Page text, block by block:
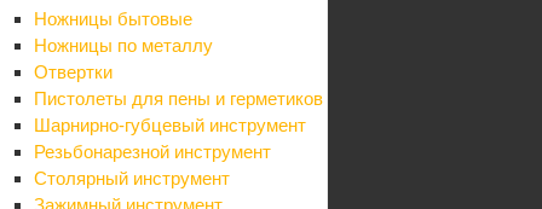
Ножницы бытовые
Ножницы по металлу
Отвертки
Пистолеты для пены и герметиков
Шарнирно-губцевый инструмент
Резьбонарезной инструмент
Столярный инструмент
Зажимный инструмент
Карьера
Контакты
Партнеры
Карта сайта
Информация
Контакты
Условия оплаты
Условия доставки